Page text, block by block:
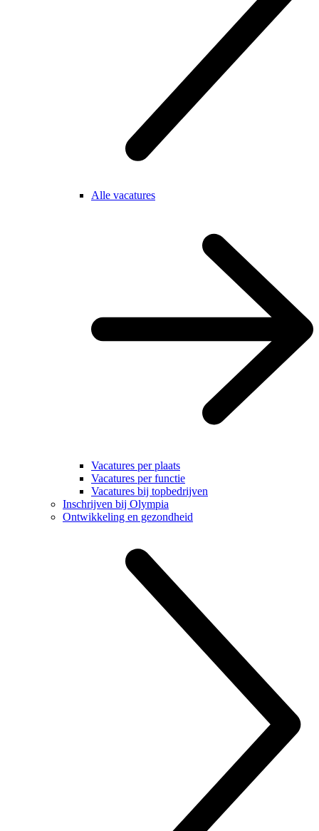
Alle vacatures
Vacatures per plaats
Vacatures per functie
Vacatures bij topbedrijven
Inschrijven bij Olympia
Ontwikkeling en gezondheid